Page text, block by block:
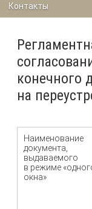
Контакты
конечного
на
Наименование
документа,
выдаваемого
в режиме
окна»